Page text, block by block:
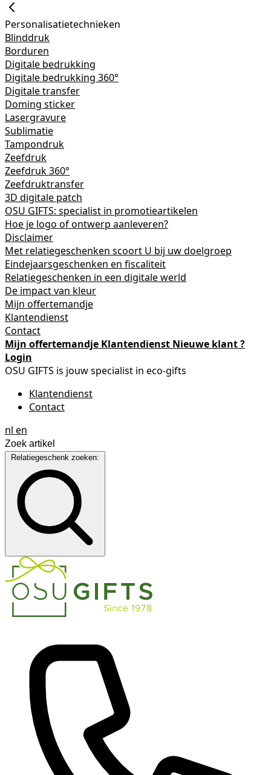
Personalisatietechnieken
Blinddruk
Borduren
Digitale bedrukking
Digitale bedrukking 360°
Digitale transfer
Doming sticker
Lasergravure
Sublimatie
Tampondruk
Zeefdruk
Zeefdruk 360°
Zeefdruktransfer
3D digitale patch
OSU GIFTS: specialist in promotieartikelen
Hoe je logo of ontwerp aanleveren?
Disclaimer
Met relatiegeschenken scoort U bij uw doelgroep
Eindejaarsgeschenken en fiscaliteit
Relatiegeschenken in een digitale werld
De impact van kleur
Mijn offertemandje
Klantendienst
Contact
Mijn offertemandje Klantendienst Nieuwe klant ?
Login
OSU GIFTS is jouw specialist in eco-gifts
Klantendienst
Contact
nl en
Relatiegeschenk zoeken: